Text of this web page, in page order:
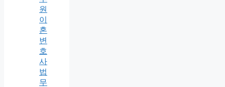
원
이
혼
변
호
사
법
무